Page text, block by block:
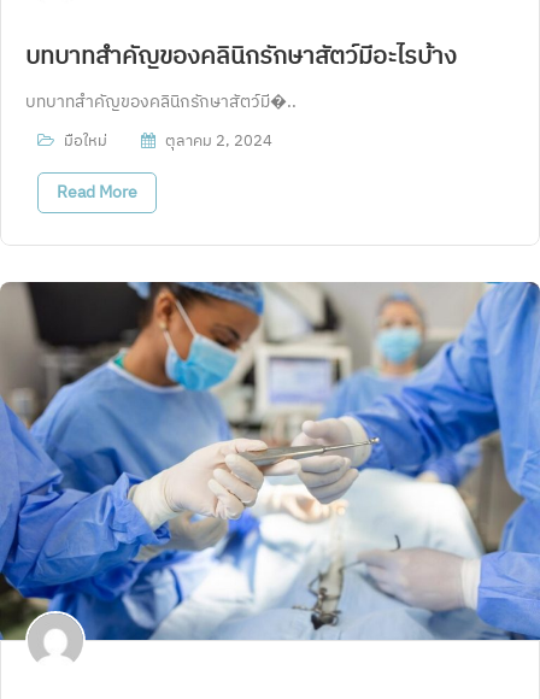
บทบาทสำคัญของคลินิกรักษาสัตว์มีอะไรบ้าง
บทบาทสำคัญของคลินิกรักษาสัตว์มี�..
มือใหม่ ตุลาคม 2, 2024
Read More